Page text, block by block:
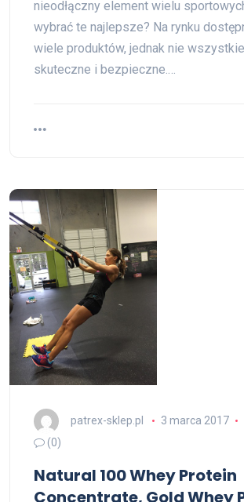
nieodłączny element wielu
wybrać te najlepsze? Na rynku
wiele produktów, jednak nie
skuteczne i bezpieczne.…
patrex-sklep.pl 3 marca 2017
(0)
Natural 100 Whey Protein
Concentrate, Gold Whey